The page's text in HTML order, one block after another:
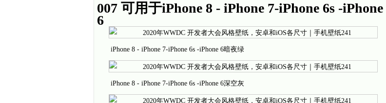
007 可用于iPhone 8 - iPhone 7-iPhone 6s -iPhone
6
iPhone 8 - iPhone 7-iPhone 6s -iPhone 6暗夜绿
iPhone 8 - iPhone 7-iPhone 6s -iPhone 6深空灰